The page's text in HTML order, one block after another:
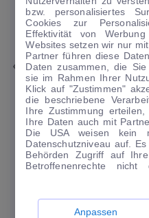
1|20
Jaguar E-Pace
D200 AWD R-Dyn SE Black
33.410 km·11/2023··Diesel·
Finanzierung
332€
· ·
bzw. personalisiertes
Cookies zur
Effektivität von
Websites setzen wir nur
Partner führen diese
Daten zusammen, die
sie im Rahmen Ihrer
Klick auf "Zustimmen"
die beschriebene
Ihre Zustimmung
Ihre Daten auch mit
Die USA weisen kein
Datenschutzniveau auf.
Behörden Zugriff auf
Betroffenenrechte nicht
anpassen. Dies ist
Cookie-Richtliniemöglich.
Sie in unsererAnpassen